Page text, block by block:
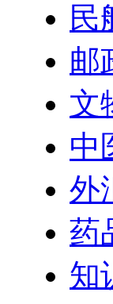
民
邮
文
中
外
药
知